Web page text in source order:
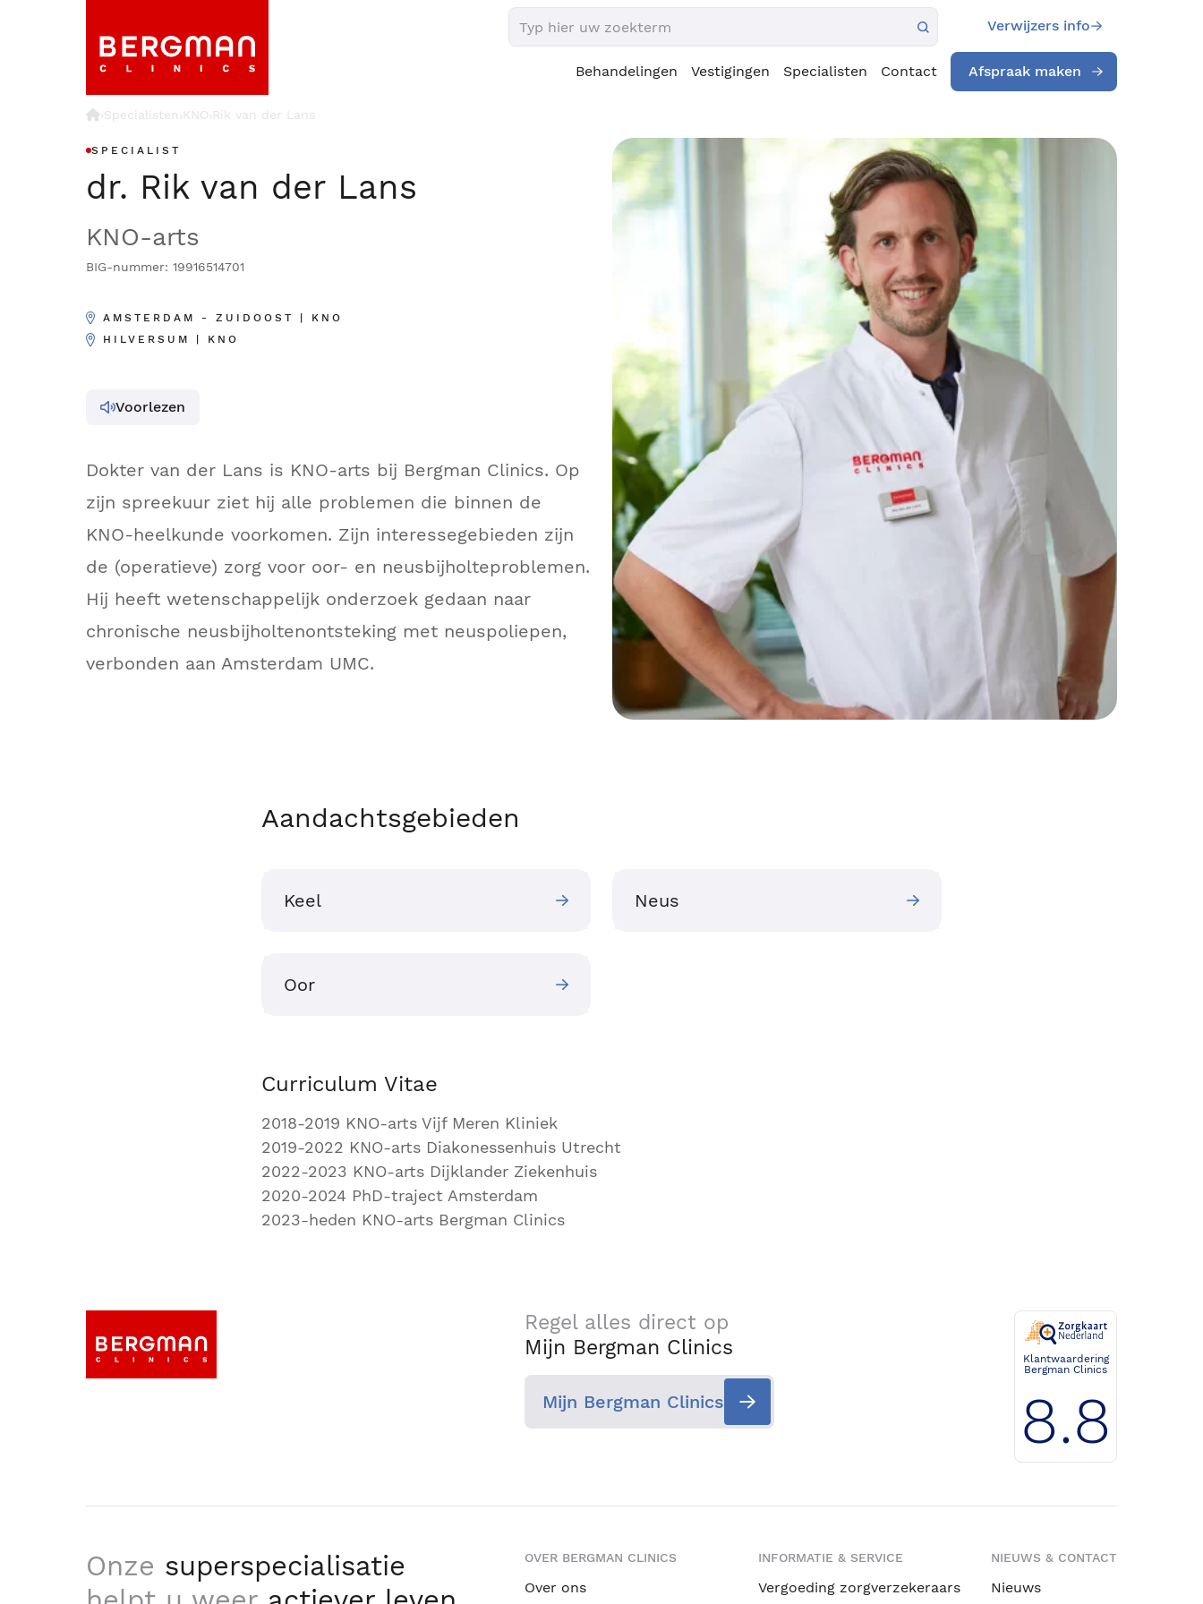
Verwijzers info
Behandelingen Vestigingen Specialisten Contact Afspraak maken
›Specialisten›KNO›Rik van der Lans
SPECIALIST
dr. Rik van der Lans
KNO-arts
BIG-nummer: 19916514701
AMSTERDAM - ZUIDOOST | KNO
HILVERSUM | KNO
Voorlezen
Dokter van der Lans is KNO-arts bij Bergman Clinics. Op
zijn spreekuur ziet hij alle problemen die binnen de
KNO-heelkunde voorkomen. Zijn interessegebieden zijn
de (operatieve) zorg voor oor- en neusbijholteproblemen.
Hij heeft wetenschappelijk onderzoek gedaan naar
chronische neusbijholtenontsteking met neuspoliepen,
verbonden aan Amsterdam UMC.
Aandachtsgebieden
Keel Neus
Oor
Curriculum Vitae
2018-2019 KNO-arts Vijf Meren Kliniek
2019-2022 KNO-arts Diakonessenhuis Utrecht
2022-2023 KNO-arts Dijklander Ziekenhuis
2020-2024 PhD-traject Amsterdam
2023-heden KNO-arts Bergman Clinics
Regel alles direct op
Mijn Bergman Clinics
Mijn Bergman Clinics
Klantwaardering
Bergman Clinics
8.8
Onze superspecialisatie
OVER BERGMAN CLINICS
Over ons
INFORMATIE & SERVICE
Vergoeding zorgverzekeraars
NIEUWS & CONTACT
Nieuws